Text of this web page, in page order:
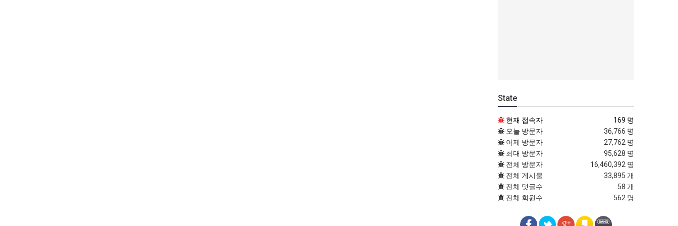
State
현재 접속자
169 명
오늘 방문자
36,766 명
어제 방문자
27,762 명
최대 방문자
95,628 명
전체 방문자
16,460,392 명
전체 게시물
33,895 개
전체 댓글수
58 개
전체 회원수
562 명